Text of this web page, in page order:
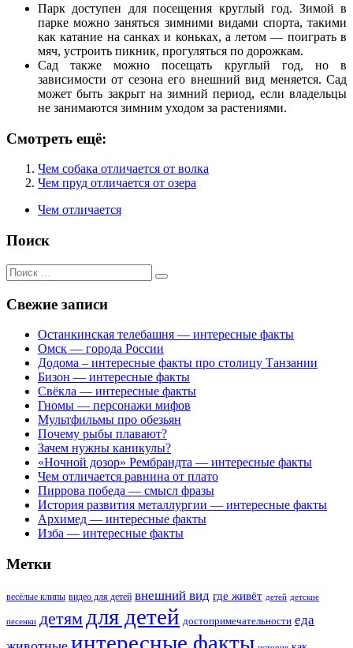
Парк доступен для посещения круглый год. Зимой в
парке можно заняться зимними видами спорта, такими
как катание на санках и коньках, а летом — поиграть в
мяч, устроить пикник, прогуляться по дорожкам.
Сад также можно посещать круглый год, но в
зависимости от сезона его внешний вид меняется. Сад
может быть закрыт на зимний период, если владельцы
не занимаются зимним уходом за растениями.
Смотреть ещё:
Чем собака отличается от волка
Чем пруд отличается от озера
Чем отличается
Поиск
Поиск
для:
Свежие записи
Останкинская телебашня — интересные факты
Омск — города России
Додома – интересные факты про столицу Танзании
Бизон — интересные факты
Свёкла — интересные факты
Гномы — персонажи мифов
Мультфильмы про обезьян
Почему рыбы плавают?
Зачем нужны каникулы?
«Ночной дозор» Рембрандта — интересные факты
Чем отличается равнина от плато
Пиррова победа — смысл фразы
История развития металлургии — интересные факты
Архимед — интересные факты
Изба — интересные факты
Метки
весёлые клипы видео для детей внешний вид где живёт детей детские
песенки детям для детей достопримечательности еда
интересные факты